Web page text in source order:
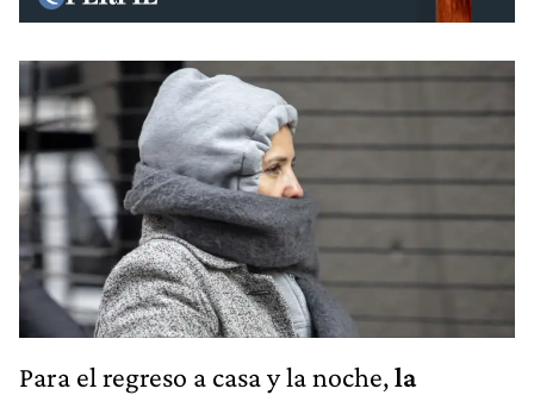
Para el regreso a casa y la noche,la